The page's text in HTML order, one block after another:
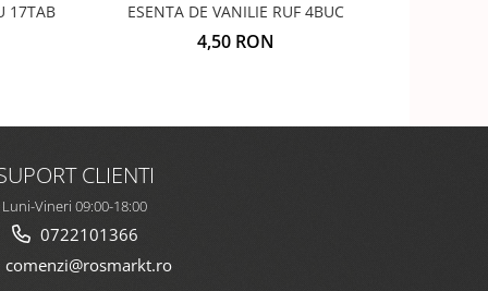
17TAB ESENTA DE VANILIE RUF 4BUC
4,50 RON
CLIENTI
Luni-Vineri 09:00-18:00
0722101366
comenzi@rosmarkt.ro